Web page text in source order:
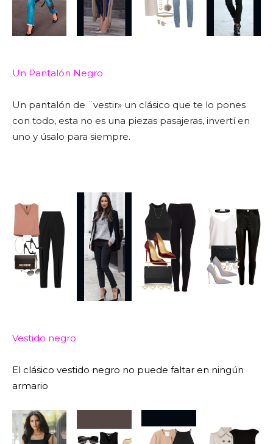
Un Pantalón Negro
Un pantalón de ¨vestir» un clásico que te lo pones
con todo, esta no es una piezas pasajeras, invertí en
uno y úsalo para siempre.
Vestido negro
El clásico vestido negro no puede faltar en ningún
armario